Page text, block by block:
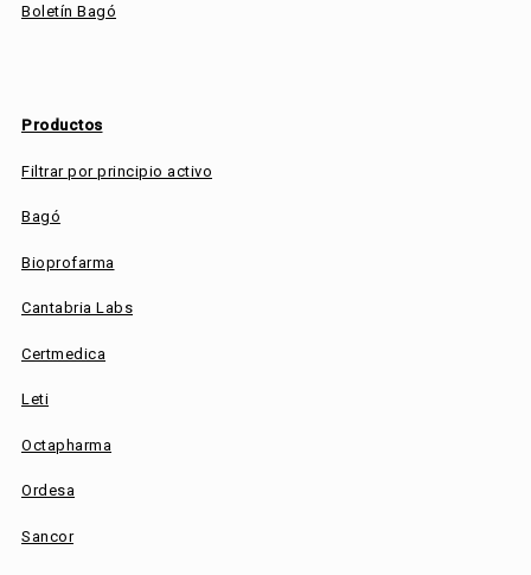
Boletín Bagó
Productos
Filtrar por principio activo
Bagó
Bioprofarma
Cantabria Labs
Certmedica
Leti
Octapharma
Ordesa
Sancor